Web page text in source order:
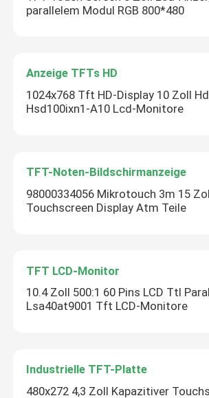
parallelem Modul RGB 800*480
Anzeige TFTs HD
1024x768 Tft HD-Display 10 Zoll
Hsd100ixn1-A10 Lcd-Monitore
TFT-Noten-Bildschirmanzeige
98000334056 Mikrotouch 3m 15
Touchscreen Display Atm Teile
TFT LCD-Monitor
10.4 Zoll 500:1 60 Pins LCD Ttl
Lsa40at9001 Tft LCD-Monitore
Industrielle TFT-Platte
480x272 4,3 Zoll Kapazitiver